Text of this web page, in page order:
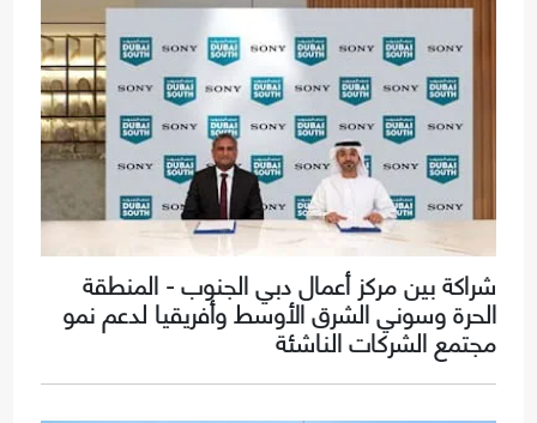
شراكة بين مركز أعمال دبي الجنوب - المنطقة
الحرة وسوني الشرق الأوسط وأفريقيا لدعم نمو
مجتمع الشركات الناشئة